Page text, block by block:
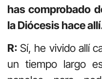
has comprobado
la Diócesis hace
R:Sí, he vivido allí
un tiempo largo